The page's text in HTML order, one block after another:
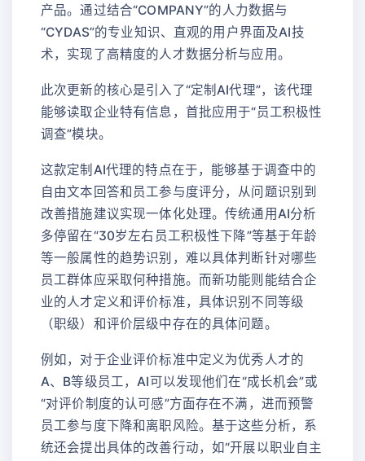
产品。通过结合“COMPANY”的人力数据与
“CYDAS”的专业知识、直观的用户界面及AI技
术，实现了高精度的人才数据分析与应用。
此次更新的核心是引入了“定制AI代理”，该代理
能够读取企业特有信息，首批应用于“员工积极性
调查”模块。
这款定制AI代理的特点在于，能够基于调查中的
自由文本回答和员工参与度评分，从问题识别到
改善措施建议实现一体化处理。传统通用AI分析
多停留在“30岁左右员工积极性下降”等基于年龄
等一般属性的趋势识别，难以具体判断针对哪些
员工群体应采取何种措施。而新功能则能结合企
业的人才定义和评价标准，具体识别不同等级
（职级）和评价层级中存在的具体问题。
例如，对于企业评价标准中定义为优秀人才的
A、B等级员工，AI可以发现他们在“成长机会”或
“对评价制度的认可感”方面存在不满，进而预警
员工参与度下降和离职风险。基于这些分析，系
统还会提出具体的改善行动，如“开展以职业自主